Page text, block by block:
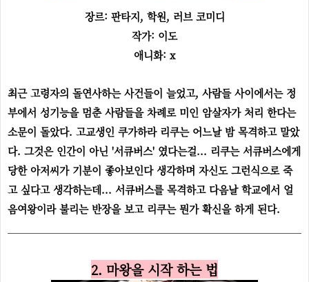
장르: 판타지, 학원, 러브 코미디
작가: 이도
애니화: x
최근 고령자의 돌연사하는 사건들이 늘었고, 사람들 사이에서는 정
부에서 성기능을 멈춘 사람들을 차례로 미인 암살자가 처리 한다는
소문이 돌았다. 고교생인 쿠가하라 리쿠는 어느날 밤 목격하고 말았
다. 그것은 인간이 아닌 '서큐버스' 였다는걸... 리쿠는 서큐버스에게
당한 아저씨가 기분이 좋아보인다 생각하며 자신도 그런식으로 죽
고 싶다고 생각하는데... 서큐버스를 목격하고 다음날 학교에서 얼
음여왕이라 불리는 반장을 보고 리쿠는 뭔가 확신을 하게 된다.
2. 마왕을 시작 하는 법